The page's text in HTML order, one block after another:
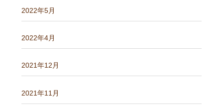
2022年5月
2022年4月
2021年12月
2021年11月